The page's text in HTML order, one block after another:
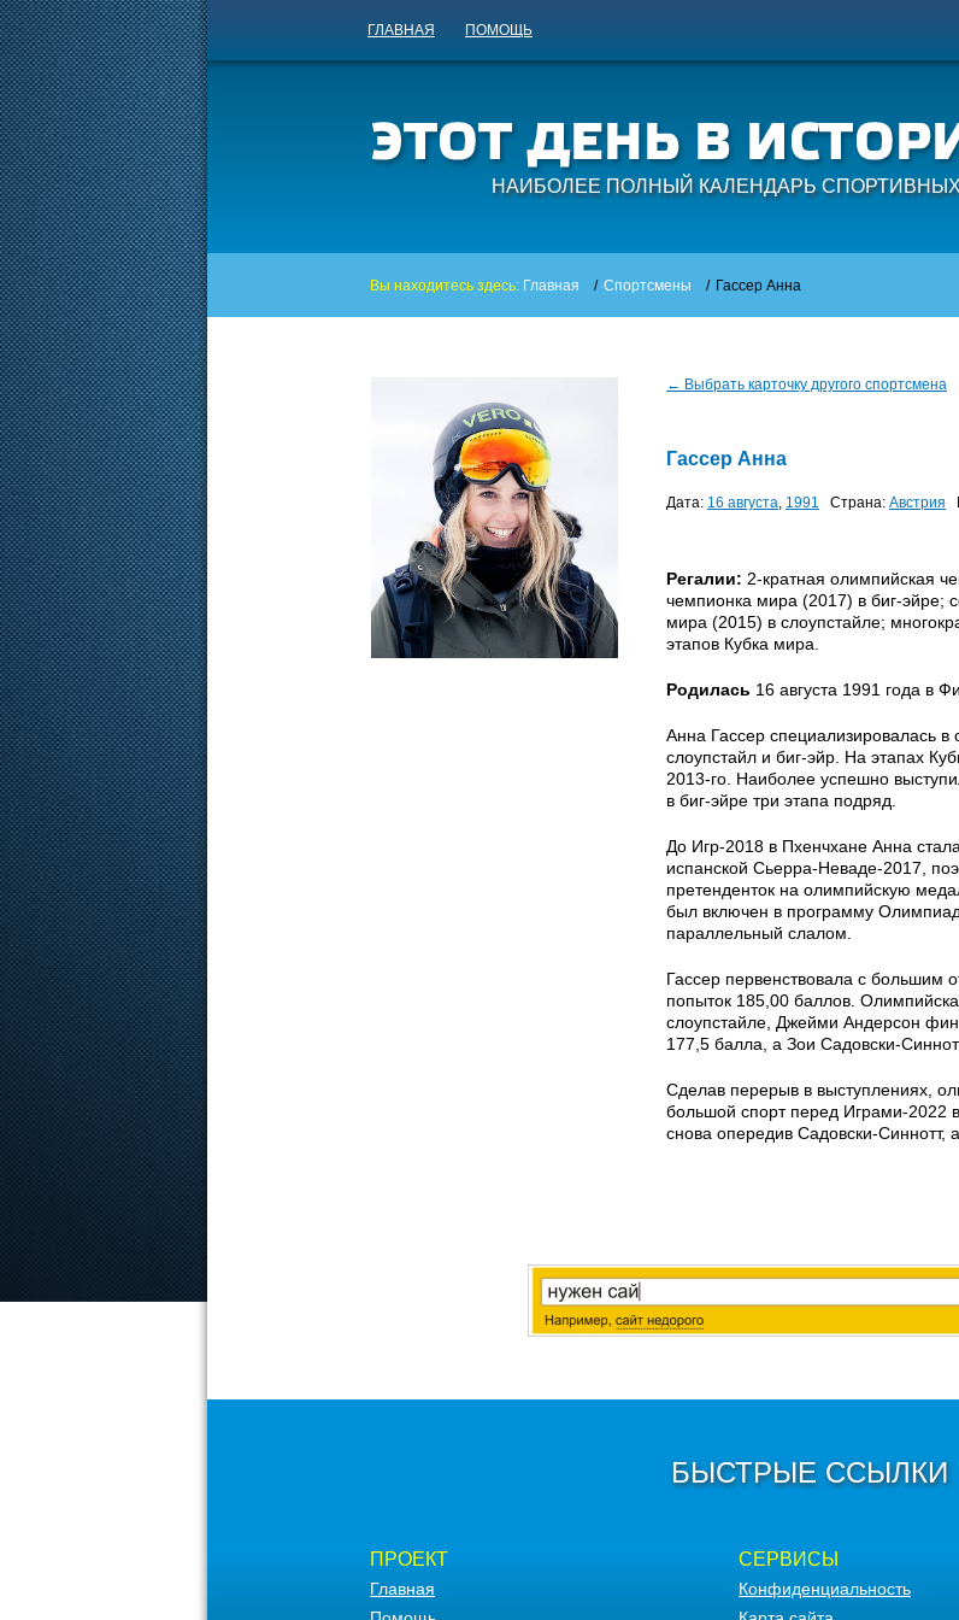
ГЛАВНАЯ ПОМОЩЬ
НАИБОЛЕЕ ПОЛНЫЙ КАЛЕНДАРЬ
Вы находитесь здесь: Главная / Спортсмены / Гассер Анна
← Выбрать карточку другого спортсмена
Гассер Анна
Дата: 16 августа, 1991 Страна: Австрия
Регалии: 2-кратная олимпийская
чемпионка мира (2017) в биг-эйре;
мира (2015) в слоупстайле;
этапов Кубка мира.
Родилась 16 августа 1991 года в
Анна Гассер специализировалась в
слоупстайл и биг-эйр. На этапах
2013-го. Наиболее успешно
в биг-эйре три этапа подряд.
До Игр-2018 в Пхенчхане Анна
испанской Сьерра-Неваде-2017,
претенденток на олимпийскую
был включен в программу
параллельный слалом.
Гассер первенствовала с большим
попыток 185,00 баллов.
слоупстайле, Джейми Андерсон
177,5 балла, а Зои Садовски-
Сделав перерыв в выступлениях,
большой спорт перед Играми-2022
снова опередив Садовски-Синнотт,
БЫСТРЫЕ ССЫЛКИ
ПРОЕКТ
Главная
СЕРВИСЫ
Конфиденциальность